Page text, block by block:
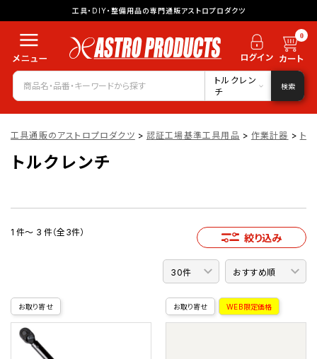
工具・DIY・整備用品の専門通販アストロプロダクツ
0
トルクレン
チ
検索
工具通販のアストロプロダクツ > 認証工場基準工具用品 > 作業計器 > ト
トルクレンチ
1 件～ 3 件（全3件） 絞り込み
お取り寄せ お取り寄せ WEB限定価格